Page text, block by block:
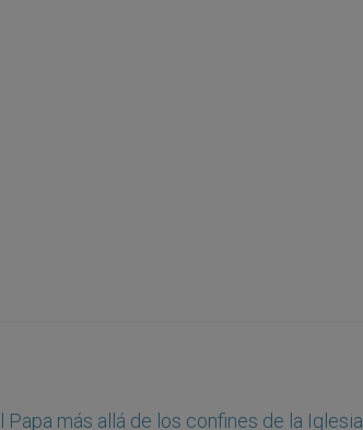
Papa más allá de los confines de la Iglesia